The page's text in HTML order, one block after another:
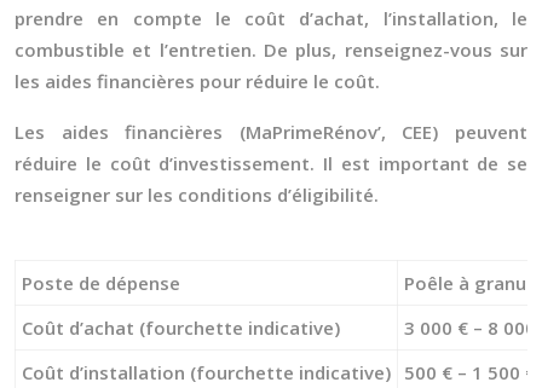
prendre en compte le coût d’achat, l’installation, le
combustible et l’entretien. De plus, renseignez-vous sur
les aides financières pour réduire le coût.
Les aides financières (MaPrimeRénov’, CEE) peuvent
réduire le coût d’investissement. Il est important de se
renseigner sur les conditions d’éligibilité.
Poste de dépense
Poêle à
Coût d’achat (fourchette indicative)
3 000 € – 8 000
Coût d’installation (fourchette indicative) 500 € – 1 500 €